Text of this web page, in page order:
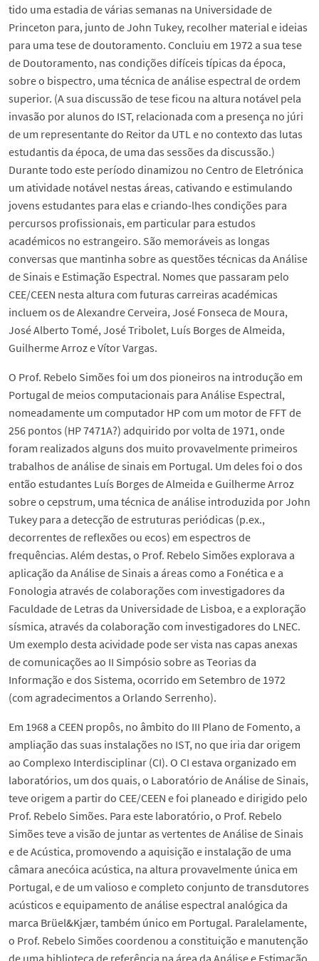
tido uma estadia de várias semanas na Universidade de
Princeton para, junto de John Tukey, recolher material e ideias
para uma tese de doutoramento. Concluiu em 1972 a sua tese
de Doutoramento, nas condições difíceis típicas da época,
sobre o bispectro, uma técnica de análise espectral de ordem
superior. (A sua discussão de tese ficou na altura notável pela
invasão por alunos do IST, relacionada com a presença no júri
de um representante do Reitor da UTL e no contexto das lutas
estudantis da época, de uma das sessões da discussão.)
Durante todo este período dinamizou no Centro de Eletrónica
um atividade notável nestas áreas, cativando e estimulando
jovens estudantes para elas e criando-lhes condições para
percursos profissionais, em particular para estudos
académicos no estrangeiro. São memoráveis as longas
conversas que mantinha sobre as questões técnicas da Análise
de Sinais e Estimação Espectral. Nomes que passaram pelo
CEE/CEEN nesta altura com futuras carreiras académicas
incluem os de Alexandre Cerveira, José Fonseca de Moura,
José Alberto Tomé, José Tribolet, Luís Borges de Almeida,
Guilherme Arroz e Vítor Vargas.
O Prof. Rebelo Simões foi um dos pioneiros na introdução em
Portugal de meios computacionais para Análise Espectral,
nomeadamente um computador HP com um motor de FFT de
256 pontos (HP 7471A?) adquirido por volta de 1971, onde
foram realizados alguns dos muito provavelmente primeiros
trabalhos de análise de sinais em Portugal. Um deles foi o dos
então estudantes Luís Borges de Almeida e Guilherme Arroz
sobre o cepstrum, uma técnica de análise introduzida por John
Tukey para a detecção de estruturas periódicas (p.ex.,
decorrentes de reflexões ou ecos) em espectros de
frequências. Além destas, o Prof. Rebelo Simões explorava a
aplicação da Análise de Sinais a áreas como a Fonética e a
Fonologia através de colaborações com investigadores da
Faculdade de Letras da Universidade de Lisboa, e a exploração
sísmica, através da colaboração com investigadores do LNEC.
Um exemplo desta acividade pode ser vista nas capas anexas
de comunicações ao II Simpósio sobre as Teorias da
Informação e dos Sistema, ocorrido em Setembro de 1972
(com agradecimentos a Orlando Serrenho).
Em 1968 a CEEN propôs, no âmbito do III Plano de Fomento, a
ampliação das suas instalações no IST, no que iria dar origem
ao Complexo Interdisciplinar (CI). O CI estava organizado em
laboratórios, um dos quais, o Laboratório de Análise de Sinais,
teve origem a partir do CEE/CEEN e foi planeado e dirigido pelo
Prof. Rebelo Simões. Para este laboratório, o Prof. Rebelo
Simões teve a visão de juntar as vertentes de Análise de Sinais
e de Acústica, promovendo a aquisição e instalação de uma
câmara anecóica acústica, na altura provavelmente única em
Portugal, e de um valioso e completo conjunto de transdutores
acústicos e equipamento de análise espectral analógica da
marca Brüel&Kjær, também único em Portugal. Paralelamente,
o Prof. Rebelo Simões coordenou a constituição e manutenção
de uma biblioteca de referência na área da Análise e Estimação